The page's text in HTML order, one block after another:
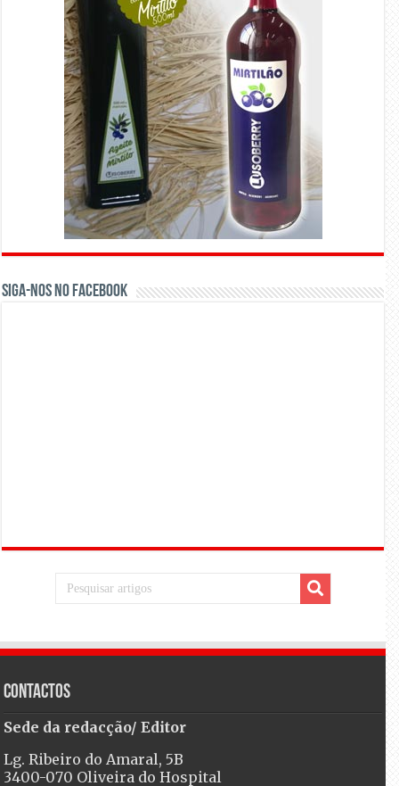
Siga-nos no Facebook
Contactos
Sede da redacção/ Editor
Lg. Ribeiro do Amaral, 5B
3400-070 Oliveira do Hospital